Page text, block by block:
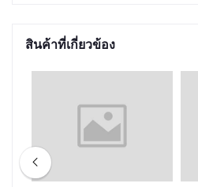
สินค้าที่เกี่ยวข้อง